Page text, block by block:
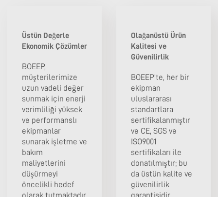
Üstün Değerle
Ekonomik Çözümler
BOEEP,
müşterilerimize
uzun vadeli değer
sunmak için enerji
verimliliği yüksek
ve performanslı
ekipmanlar
sunarak işletme ve
bakım
maliyetlerini
düşürmeyi
öncelikli hedef
olarak tutmaktadır.
Olağanüstü Ürün
Kalitesi ve
Güvenilirlik
BOEEP'te, her bir
ekipman
uluslararası
standartlara
sertifikalanmıştır
ve CE, SGS ve
ISO9001
sertifikaları ile
donatılmıştır; bu
da üstün kalite ve
güvenilirlik
garantisidir.